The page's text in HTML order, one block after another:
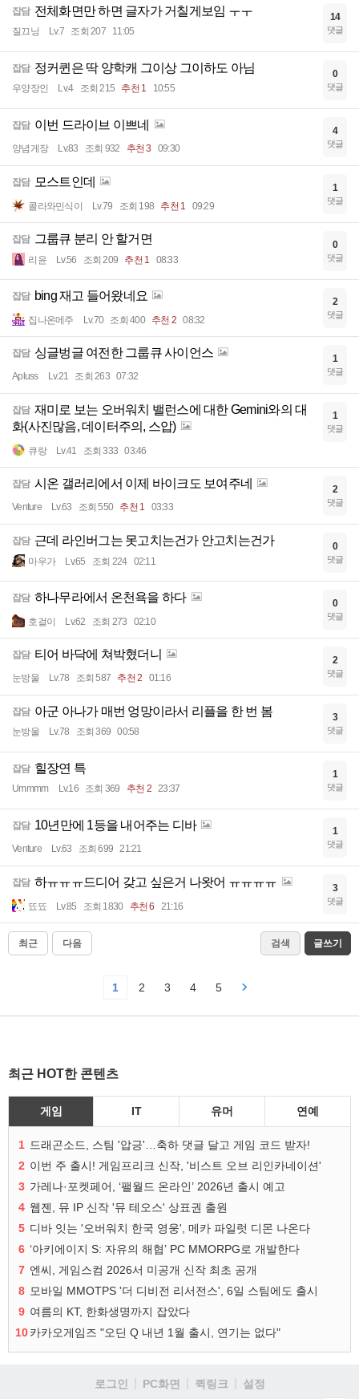
잡담 전체화면만 하면 글자가 거칠게보임 ㅜㅜ
질끄닝 Lv.7 조회 207 11:05
14
댓글
잡담 정커퀸은 딱 양학캐 그이상 그이하도 아님
우양장인 Lv.4 조회 215 추천 1 10:55
0
댓글
잡담 이번 드라이브 이쁘네
양념게장 Lv.83 조회 932 추천 3 09:30
4
댓글
잡담 모스트인데
콜라와민식이 Lv.79 조회 198 추천 1 09:29
1
댓글
잡담 그룹큐 분리 안 할거면
리윤 Lv.56 조회 209 추천 1 08:33
0
댓글
잡담 bing 재고 들어왔네요
집나온메주 Lv.70 조회 400 추천 2 08:32
2
댓글
잡담 싱글벙글 여전한 그룹큐 사이언스
Apluss Lv.21 조회 263 07:32
1
댓글
잡담 재미로 보는 오버워치 밸런스에 대한 Gemini와의 대
화(사진많음, 데이터주의, 스압)
큐랑 Lv.41 조회 333 03:46
1
댓글
잡담 시온 갤러리에서 이제 바이크도 보여주네
Venture Lv.63 조회 550 추천 1 03:33
2
댓글
잡담 근데 라인버그는 못고치는건가 안고치는건가
마우가 Lv.65 조회 224 02:11
0
댓글
잡담 하나무라에서 온천욕을 하다
호걸이 Lv.62 조회 273 02:10
0
댓글
잡담 티어 바닥에 쳐박혔더니
눈방울 Lv.78 조회 587 추천 2 01:16
2
댓글
잡담 아군 아나가 매번 엉망이라서 리플을 한 번 봄
눈방울 Lv.78 조회 369 00:58
3
댓글
잡담 힐장연 특
Ummmm Lv.16 조회 369 추천 2 23:37
1
댓글
잡담 10년만에 1등을 내어주는 디바
Venture Lv.63 조회 699 21:21
1
댓글
잡담 하ㅠㅠㅠ드디어 갖고 싶은거 나왓어 ㅠㅠㅠㅠ
뚀뚀 Lv.85 조회 1830 추천 6 21:16
3
댓글
최근 다음 검색 글쓰기
1 2 3 4 5
최근 HOT한 콘텐츠
게임 IT 유머 연예
1 드래곤소드, 스팀 '압긍'…축하 댓글 달고 게임 코드 받자!
2 이번 주 출시! 게임프리크 신작, '비스트 오브 리인카네이션'
3 가레나·포켓페어, ‘팰월드 온라인’ 2026년 출시 예고
4 웹젠, 뮤 IP 신작 '뮤 테오스' 상표권 출원
5 디바 잇는 '오버워치 한국 영웅', 메카 파일럿 디몬 나온다
6 ‘아키에이지 S: 자유의 해협’ PC MMORPG로 개발한다
7 엔씨, 게임스컴 2026서 미공개 신작 최초 공개
8 모바일 MMOTPS '더 디비전 리서전스', 6일 스팀에도 출시
9 여름의 KT, 한화생명까지 잡았다
10카카오게임즈 "오딘 Q 내년 1월 출시, 연기는 없다"
로그인 PC화면 퀵링크
설정